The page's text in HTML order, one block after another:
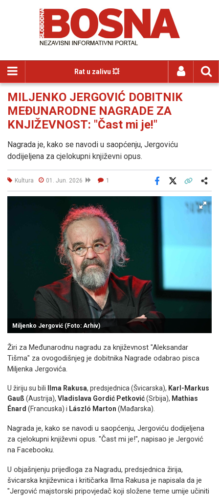
Rat u zalivu 💥
MILJENKO JERGOVIĆ DOBITNIK
MEĐUNARODNE NAGRADE ZA
KNJIŽEVNOST: "Čast mi je!"
Nagrada je, kako se navodi u saopćenju, Jergoviću
dodijeljena za cjelokupni književni opus.
Kultura 01. Jun. 2026 1
Facebook
Miljenko Jergović (Foto: Arhiv)
Žiri za Međunarodnu nagradu za književnost "Aleksandar
Tišma" za ovogodišnjeg je dobitnika Nagrade odabrao pisca
Miljenka Jergovića.
U žiriju su bili Ilma Rakusa, predsjednica (Švicarska), Karl-Markus
Gauß (Austrija), Vladislava Gordić Petković(Srbija), Mathias
Énard (Francuska) i László Marton (Mađarska).
Nagrada je, kako se navodi u saopćenju, Jergoviću dodijeljena
za cjelokupni književni opus. "Čast mi je!", napisao je Jergović
na Facebooku.
U objašnjenju prijedloga za Nagradu, predsjednica žirija,
švicarska književnica i kritičarka Ilma Rakusa je napisala da је
"Jergović majstorski pripovjedač koji složene teme umije učiniti